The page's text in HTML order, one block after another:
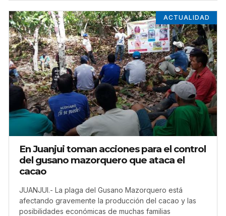
ACTUALIDAD
En Juanjui toman acciones para el control
del gusano mazorquero que ataca el
cacao
JUANJUI.- La plaga del Gusano Mazorquero está
afectando gravemente la producción del cacao y las
posibilidades económicas de muchas familias